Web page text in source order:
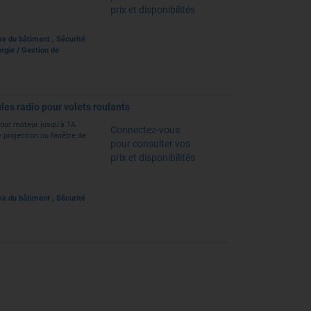
du bâtiment , Sécurité
/ Gestion de
prix et disponibilités
radio pour volets roulants
moteur jusqu'à 1A
projection ou fenêtre de
du bâtiment , Sécurité
Connectez-vous
pour consulter vos
prix et disponibilités